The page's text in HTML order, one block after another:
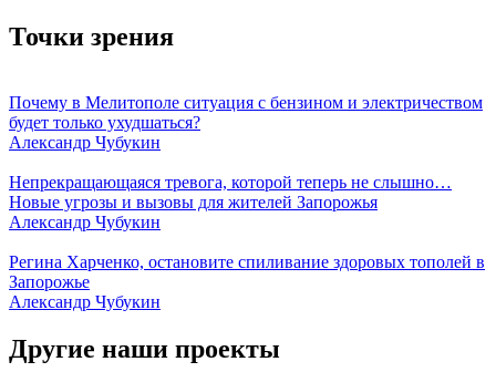
Точки зрения
Почему в Мелитополе ситуация с бензином и электричеством
будет только ухудшаться?
Александр Чубукин
Непрекращающаяся тревога, которой теперь не слышно…
Новые угрозы и вызовы для жителей Запорожья
Александр Чубукин
Регина Харченко, остановите спиливание здоровых тополей в
Запорожье
Александр Чубукин
Другие наши проекты